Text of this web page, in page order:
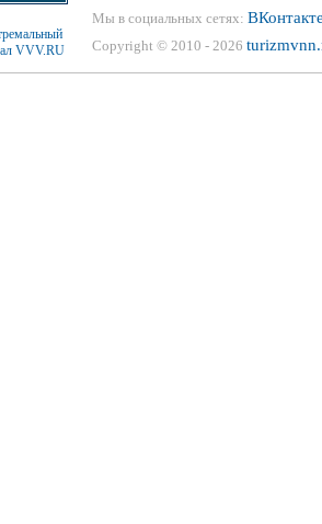
Мы в социальных сетях:
Copyright © 2010 - 2026